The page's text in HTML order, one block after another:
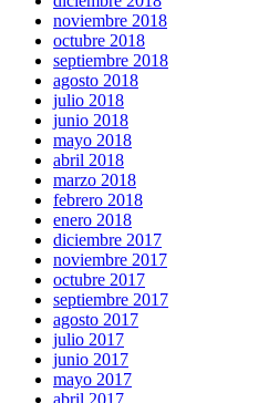
noviembre 2018
octubre 2018
septiembre 2018
agosto 2018
julio 2018
junio 2018
mayo 2018
abril 2018
marzo 2018
febrero 2018
enero 2018
diciembre 2017
noviembre 2017
octubre 2017
septiembre 2017
agosto 2017
julio 2017
junio 2017
mayo 2017